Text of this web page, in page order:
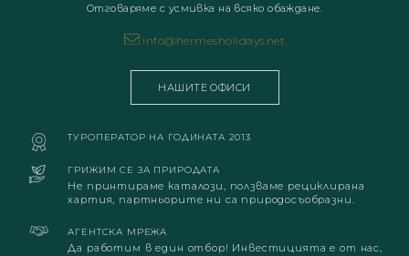
Отговаряме с усмивка на всяко обаждане.
info@hermesholidays.net
НАШИТЕ ОФИСИ
ТУРОПЕРАТОР НА ГОДИНАТА 2013
ГРИЖИМ СЕ ЗА ПРИРОДАТА
Не принтираме каталози, ползваме рециклирана
хартия, партньорите ни са природосъобразни.
АГЕНТСКА МРЕЖА
Да работим в един отбор! Инвестицията е от нас,